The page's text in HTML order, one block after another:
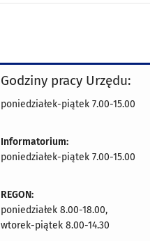
Godziny pracy Urzędu:
poniedziałek-piątek 7.00-15.00
Informatorium:
poniedziałek-piątek 7.00-15.00
REGON:
poniedziałek 8.00-18.00,
wtorek-piątek 8.00-14.30